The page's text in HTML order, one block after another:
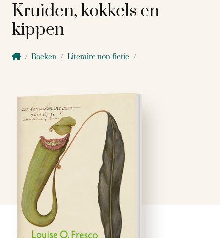
Kruiden, kokkels en
kippen
Boeken Literaire non-fictie